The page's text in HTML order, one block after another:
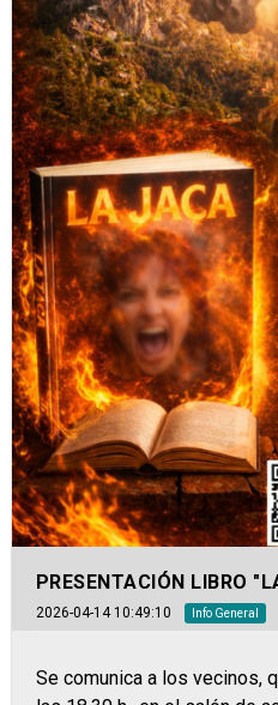
PRESENTACIÓN LIBRO
2026-04-14 10:49:10 Info General
Se comunica a los vecinos,